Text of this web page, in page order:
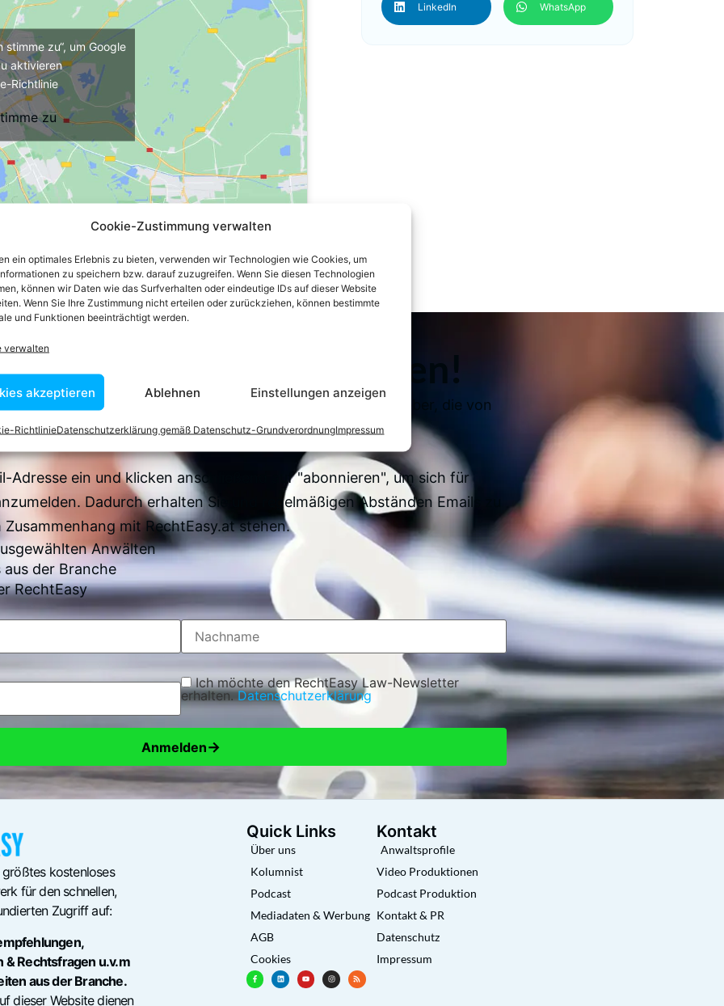
Cookie-Zustimmung verwalten
ein optimales Erlebnis zu bieten, verwenden wir Technologien wie Cookies, um
zu speichern bzw. darauf zuzugreifen. Wenn Sie diesen Technologien
können wir Daten wie das Surfverhalten oder eindeutige IDs auf dieser Website
Wenn Sie Ihre Zustimmung nicht erteilen oder zurückziehen, können bestimmte
und Funktionen beeinträchtigt werden.
verwalten
akzeptieren Ablehnen Einstellungen anzeigen
RichtlinieDatenschutzerklärung gemäß Datenschutz-GrundverordnungImpressum
stimme zu“, um Google
aktivieren
Richtlinie
zu
LinkedIn WhatsApp
Newsletter anmelden!
sich über 7500 Begriffserklärungen und juristische Ratgeber, die von
verfasst wurden
Adresse ein und klicken anschließend auf "abonnieren", um sich für
Dadurch erhalten Sie und regelmäßigen Abständen Emails zu
mit RechtEasy.at stehen.
Anwälten
der Branche
RechtEasy
Ich möchte den RechtEasy Law-Newsletter
erhalten.Datenschutzerklärung
Anmelden→
größtes kostenloses
für den schnellen,
Zugriff auf:
Rechtsfragen u.v.m
aus der Branche.
dieser Website dienen
Quick Links
Über uns
Kolumnist
Podcast
Mediadaten & Werbung
AGB
Cookies
Kontakt
Anwaltsprofile
Video Produktionen
Podcast Produktion
Kontakt & PR
Datenschutz
Impressum